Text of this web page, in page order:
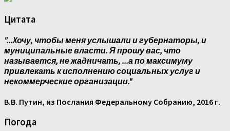
Цитата
"...Xочу, чтобы меня услышали и губернаторы, и
муниципальные власти. Я прошу вас, что
называется, не жадничать, ...а по максимуму
привлекать к исполнению социальных услуг и
некоммерческие организации."
В.В. Путин, из Послания Федеральному Собранию, 2016 г.
Погода